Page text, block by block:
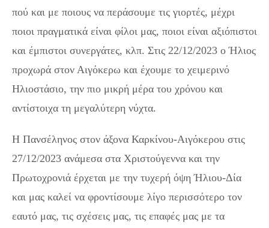
πού και με ποιους να περάσουμε τις γιορτές, μέχρι
ποιοι πραγματικά είναι φίλοι μας, ποιοι είναι αξιόπιστοι
και έμπιστοι συνεργάτες, κλπ. Στις 22/12/2023 ο Ήλιος
προχωρά στον Αιγόκερω και έχουμε το χειμερινό
Ηλιοστάσιο, την πιο μικρή μέρα του χρόνου και
αντίστοιχα τη μεγαλύτερη νύχτα.
Η Πανσέληνος στον άξονα Καρκίνου-Αιγόκερου στις
27/12/2023 ανάμεσα στα Χριστούγεννα και την
Πρωτοχρονιά έρχεται με την τυχερή όψη Ήλιου-Δία
και μας καλεί να φροντίσουμε λίγο περισσότερο τον
εαυτό μας, τις σχέσεις μας, τις επαφές μας με τα